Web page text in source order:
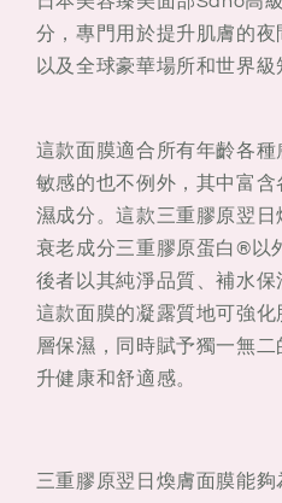
分，專門用於提升肌膚的
以及全球豪華場所和世界級
這款面膜適合所有年齡各
敏感的也不例外，其中富
濕成分。這款三重膠原翌
衰老成分三重膠原蛋白®以
後者以其純淨品質、補水保
這款面膜的凝露質地可強
層保濕，同時賦予獨一無
升健康和舒適感。
三重膠原翌日煥膚面膜能